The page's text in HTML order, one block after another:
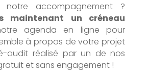
notre accompagnement ?
maintenant un créneau
agenda en ligne pour
à propos de votre projet
audit réalisé par un de nos
et sans engagement !